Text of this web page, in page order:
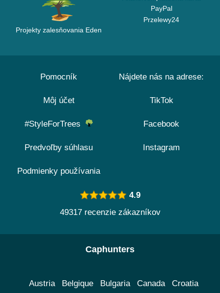
Projekty zalesňovania Eden
PayPal
Przelewy24
Pomocník
Môj účet
#StyleForTrees
Predvoľby súhlasu
Podmienky používania
Nájdete nás na adrese:
TikTok
Facebook
Instagram
4.9
49317 recenzie zákazníkov
Caphunters
Austria Belgique Bulgaria Canada Croatia